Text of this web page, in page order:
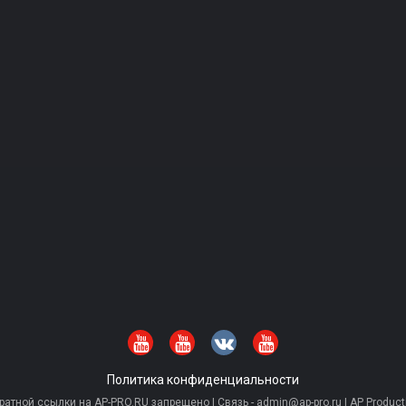
Политика конфиденциальности
ссылки на AP-PRO.RU запрещено | Связь - admin@ap-pro.ru | AP